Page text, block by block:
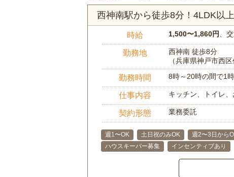
西神南駅から徒歩8分！4LDK以
時給 1,500〜1,860円 、
勤務地
西神南 徒歩8分
（兵庫県神戸市西区
勤務時間 8時～20時の間で1
仕事内容 キッチン、トイレ
契約形態 業務委託
週1〜OK 土日祝のみOK 週2〜3日から
ハウスキーパー募集
インセンティブあり